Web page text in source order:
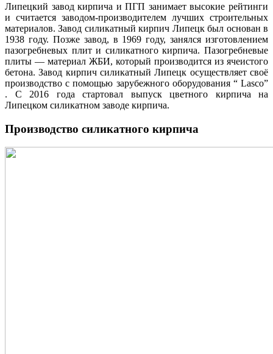
Липецкий завод кирпича и ПГП занимает высокие рейтинги
и считается заводом-производителем лучших строительных
материалов. Завод силикатный кирпич Липецк был основан в
1938 году. Позже завод, в 1969 году, занялся изготовлением
пазогребневых плит и силикатного кирпича. Пазогребневые
плиты — материал ЖБИ, который производится из ячеистого
бетона. Завод кирпич силикатный Липецк осуществляет своё
производство с помощью зарубежного оборудования “ Lasco”
. С 2016 года стартовал выпуск цветного кирпича на
Липецком силикатном заводе кирпича.
Производство силикатного кирпича